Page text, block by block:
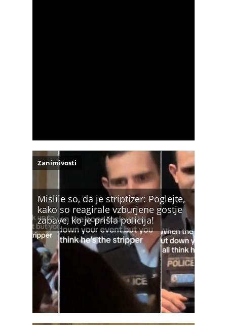
Mislile so, da je striptizer: Poglejte,
kako so reagirale vzburjene gostje
zabave, ko je prišla policija!
Zanimivosti